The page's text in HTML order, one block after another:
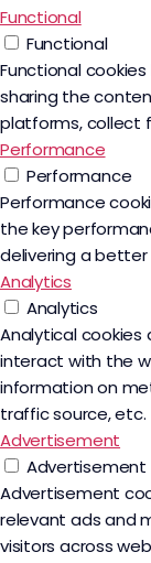
Functional
Functional
Functional
sharing the
platforms, collect
Performance
Performance
Performance
the key
delivering a better
Analytics
Analytics
Analytical cookies
interact with the
information on
traffic source, etc.
Advertisement
Advertisement
Advertisement
relevant ads and
visitors across